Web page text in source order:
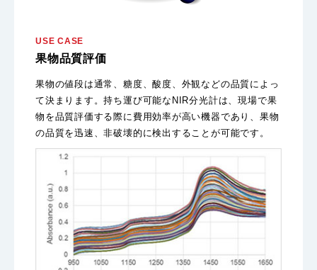
USE CASE
果物品質評価
果物の値段は通常、糖度、酸度、外観などの品質によっ
て決まります。持ち運び可能なNIR分光計は、現場で果
物を品質評価する際に費用効率が高い機器であり、果物
の品質を迅速、非破壊的に検出することが可能です。